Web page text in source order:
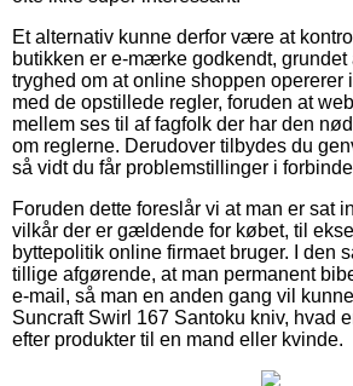
Et alternativ kunne derfor være at
butikken er e-mærke godkendt, grundet
tryghed om at online shoppen opererer
med de opstillede regler, foruden at
mellem ses til af fagfolk der har den
om reglerne. Derudover tilbydes du
så vidt du får problemstillinger i
Foruden dette foreslår vi at man er sat
vilkår der er gældende for købet, til
byttepolitik online firmaet bruger. I den
tillige afgørende, at man permanent
e-mail, så man en anden gang vil
Suncraft Swirl 167 Santoku kniv, hvad
efter produkter til en mand eller kvinde.